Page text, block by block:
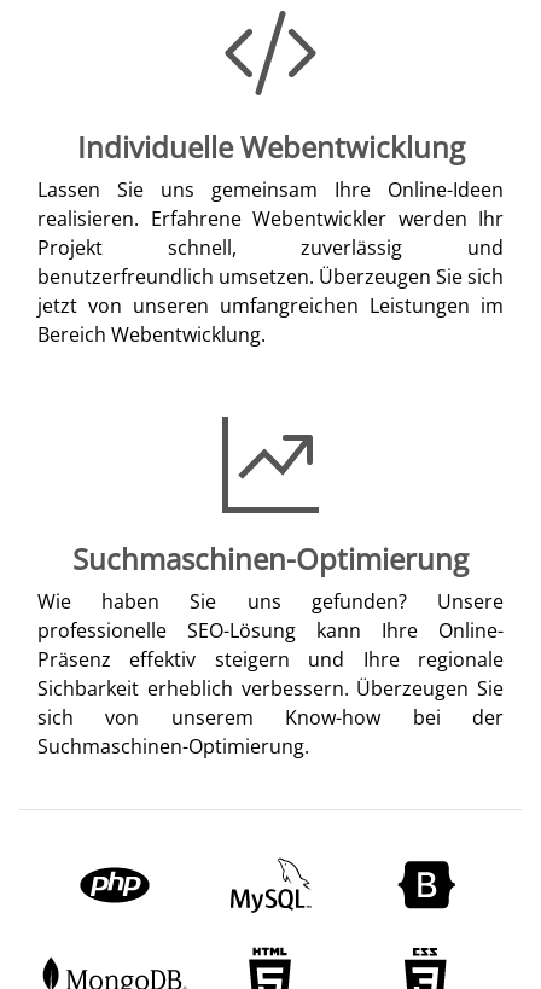
Individuelle Webentwicklung
Lassen Sie uns gemeinsam Ihre Online-Ideen
realisieren. Erfahrene Webentwickler werden Ihr
Projekt schnell, zuverlässig und
benutzerfreundlich umsetzen. Überzeugen Sie sich
jetzt von unseren umfangreichen Leistungen im
Bereich Webentwicklung.
Suchmaschinen-Optimierung
Wie haben Sie uns gefunden? Unsere
professionelle SEO-Lösung kann Ihre Online-
Präsenz effektiv steigern und Ihre regionale
Sichbarkeit erheblich verbessern. Überzeugen Sie
sich von unserem Know-how bei der
Suchmaschinen-Optimierung.